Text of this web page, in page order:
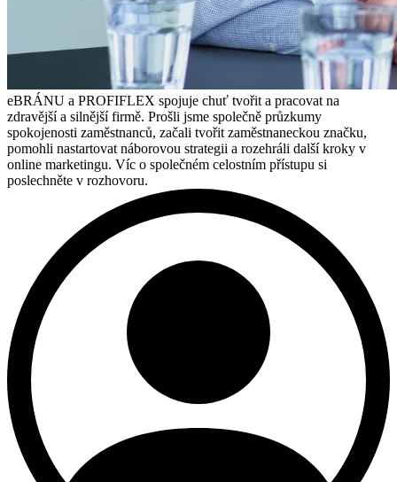
eBRÁNU a PROFIFLEX spojuje chuť tvořit a pracovat na
zdravější a silnější firmě. Prošli jsme společně průzkumy
spokojenosti zaměstnanců, začali tvořit zaměstnaneckou značku,
pomohli nastartovat náborovou strategii a rozehráli další kroky v
online marketingu. Víc o společném celostním přístupu si
poslechněte v rozhovoru.